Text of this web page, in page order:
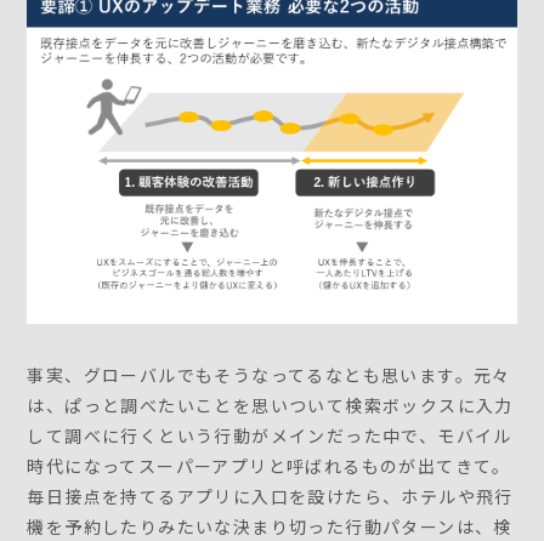
事実、グローバルでもそうなってるなとも思います。元々
は、ぱっと調べたいことを思いついて検索ボックスに入力
して調べに行くという行動がメインだった中で、モバイル
時代になってスーパーアプリと呼ばれるものが出てきて。
毎日接点を持てるアプリに入口を設けたら、ホテルや飛行
機を予約したりみたいな決まり切った行動パターンは、検